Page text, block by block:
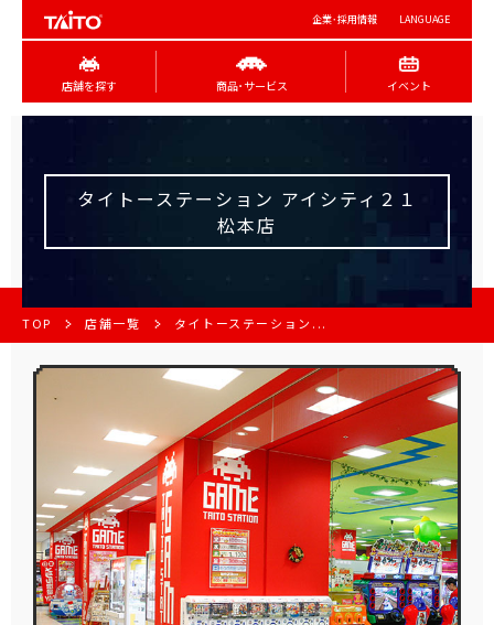
企業･採用情報 LANGUAGE
店舗を探す 商品･サービス イベント
タイトーステーション アイシティ２１
松本店
TOP 店舗一覧 タイトーステーション...